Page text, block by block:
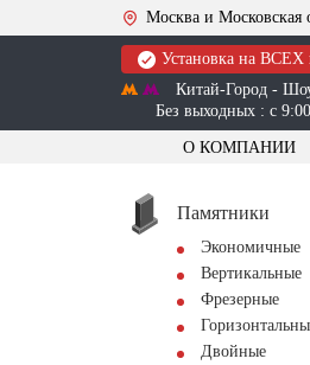
Москва и Московская
Установка на ВСЕХ
Китай-Город -
Без выходных : с
О КОМПАНИИ
Памятники
Экономичные
Вертикальные
Фрезерные
Двойные